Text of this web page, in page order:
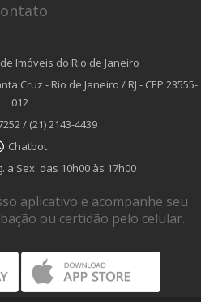
Imóveis do Rio de Janeiro
Cruz - Rio de Janeiro / RJ - CEP 23555-
012
/ (21) 2143-4439
Chatbot
a Sex. das 10h00 às 17h00
aplicativo e acompanhe seu
ou certidão pelo celular.